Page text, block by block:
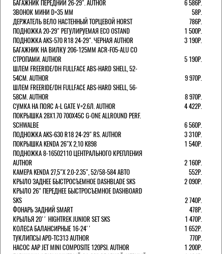
БАГАЖНИК ПЕРЕДНИЙ 26-29". AUTHOR
6 586Р.
ЗВОНОК МИНИ D=35 ММ
58Р.
ДЕРЖАТЕЛЬ ВЕЛО НАСТЕННЫЙ ТОРЦЕВОЙ HORST
786Р.
ПОДНОЖКА 20-29" РЕГУЛИРУЕМАЯ ECO OSTAND
1 500Р.
ПОДНОЖКА AKS-570 R18 24-29". ЧЕРНАЯ AUTHOR
3 190Р.
БАГАЖНИК НА ВИЛКУ 206-125ММ ACR-F05-ALU СО
СТРОПАМИ. AUTHOR
5 190Р.
ШЛЕМ FREERIDE/DH FULLFACE ABS-HARD SHELL, 52-
54СМ. AUTHOR
9 970Р.
ШЛЕМ FREERIDE/DH FULLFACE ABS-HARD SHELL, 56-
58СМ. AUTHOR
8 970Р.
СУМКА НА ПОЯС A-L GATE V=2.6Л. AUTHOR
4 422Р.
ПОКРЫШКА 28X1.70 700X45C G-ONE ALLROUND PERF.
SCHWALBE
6 560Р.
ПОДНОЖКА AKS-630 R18 24-29" RS. AUTHOR
3 310Р.
ПОКРЫШКА KENDA 26"Х 2,10 K898
1 540Р.
ПОДНОЖКА 8-16502110 ЦЕНТРАЛЬНОГО КРЕПЛЕНИЯ
AUTHOR
2 160Р.
КАМЕРА KENDA 27,5"Х 2.0-2.35", 52/58-584 АВТО
552Р.
КРЫЛО ЗАДНЕЕ БЫСТРОСЪЕМНОЕ DASHBLADE SKS
2 090Р.
КРЫЛО 26" ПЕРЕДНЕЕ БЫСТРОСЪЕМНОЕ DASHBOARD
SKS
2 740Р.
ФОНАРЬ ЗАДНИЙ SMART
478Р.
КРЫЛЬЯ 20'' HIGHTREK JUNIOR SET SKS
1 470Р.
КОЛЕСА БАЛАНСИРНЫЕ 16-24''
1 652Р.
ТУКЛИПСЫ APD-TC313 AUTHOR
770Р.
НАСОС AAP JET MINI COMPOSITE 120PSI. AUTHOR
1 200Р.